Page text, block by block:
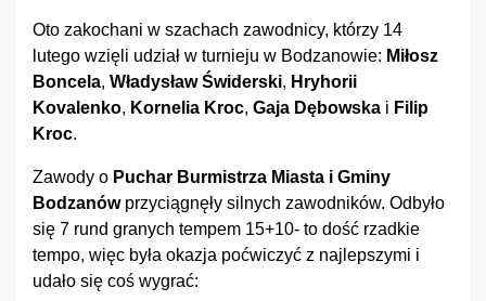
Oto zakochani w szachach zawodnicy, którzy 14
lutego wzięli udział w turnieju w Bodzanowie: Miłosz
Boncela, Władysław Świderski, Hryhorii
Kovalenko, Kornelia Kroc, Gaja Dębowska i Filip
Kroc.
Zawody o Puchar Burmistrza Miasta i Gminy
Bodzanówprzyciągnęły silnych zawodników. Odbyło
się 7 rund granych tempem 15+10- to dość rzadkie
tempo, więc była okazja poćwiczyć z najlepszymi i
udało się coś wygrać: